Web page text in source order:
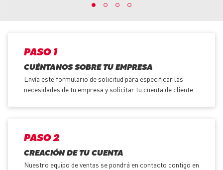
PASO 1
CUÉNTANOS SOBRE TU EMPRESA
Envía este formulario de solicitud para especificar las
necesidades de tu empresa y solicitar tu cuenta de cliente.
PASO 2
CREACIÓN DE TU CUENTA
Nuestro equipo de ventas se pondrá en contacto contigo en